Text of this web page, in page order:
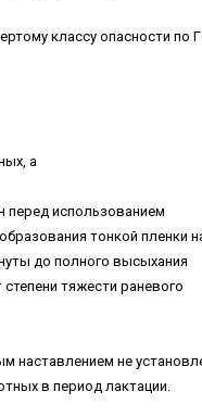
классу опасности по
а
перед использованием
тонкой пленки
до полного высыхания
тяжести раневого
наставлением не
в период лактации.